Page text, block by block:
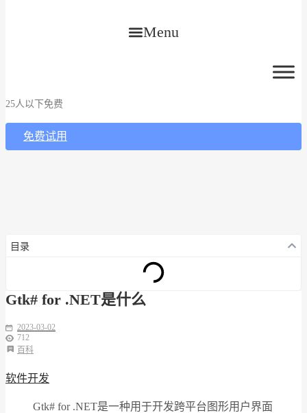
Menu
25人以下免费
免费试用
目录
Gtk# for .NET是什么
2023-03-02
712
百科
软件开发
Gtk# for .NET是一种用于开发跨平台图形用户界面